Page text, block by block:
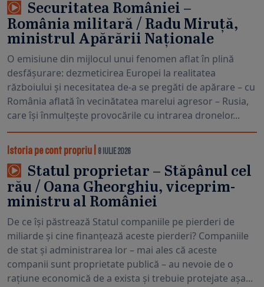
Securitatea României –
România militară / Radu Miruță,
ministrul Apărării Naționale
O emisiune din mijlocul unui fenomen aflat în plină
desfășurare: dezmeticirea Europei la realitatea
războiului și necesitatea de-a se pregăti de apărare – cu
România aflată în vecinătatea marelui agresor – Rusia,
care își înmulțește provocările cu intrarea dronelor...
Istoria pe cont propriu 8 IULIE 2026
Statul proprietar – Stăpânul cel
rău / Oana Gheorghiu, viceprim-
ministru al României
De ce își păstrează Statul companiile pe pierderi de
miliarde și cine finanțează aceste pierderi? Companiile
de stat și administrarea lor – mai ales că aceste
companii sunt proprietate publică – au nevoie de o
rațiune economică de a exista și trebuie protejate așa...